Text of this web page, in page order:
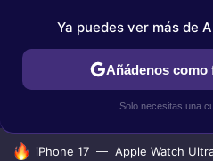
IPHONE TUTORIALES
HOY SE HABLA DE
iPhone 17 Apple Watch
Ya puedes ver más de
Añádenos como
Solo necesitas una